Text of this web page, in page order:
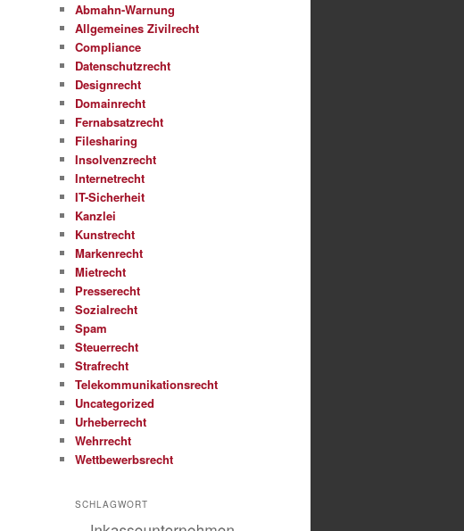
Abmahn-Warnung
Allgemeines Zivilrecht
Compliance
Datenschutzrecht
Designrecht
Domainrecht
Fernabsatzrecht
Filesharing
Insolvenzrecht
Internetrecht
IT-Sicherheit
Kanzlei
Kunstrecht
Markenrecht
Mietrecht
Presserecht
Sozialrecht
Spam
Steuerrecht
Strafrecht
Telekommunikationsrecht
Uncategorized
Urheberrecht
Wehrrecht
Wettbewerbsrecht
SCHLAGWORT